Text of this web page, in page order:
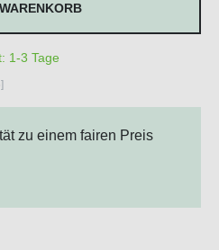
1-3 Tage
zu einem fairen Preis